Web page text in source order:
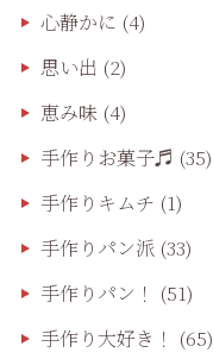
心静かに (4)
思い出 (2)
恵み味 (4)
手作りお菓子♬ (35)
手作りキムチ (1)
手作りパン派 (33)
手作りパン！ (51)
手作り大好き！ (65)